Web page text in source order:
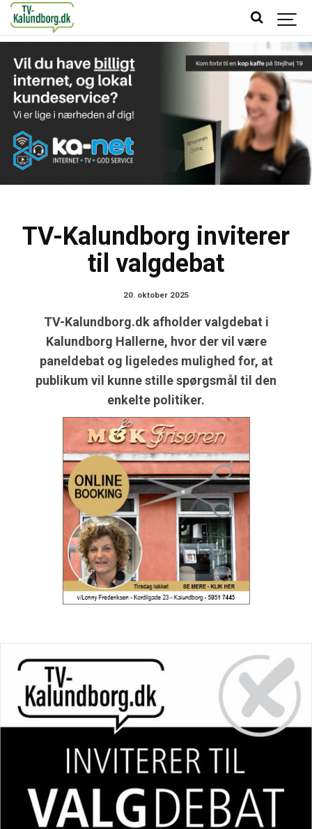
TV-Kalundborg inviterer
til valgdebat
20. oktober 2025
TV-Kalundborg.dk afholder valgdebat i
Kalundborg Hallerne, hvor der vil være
paneldebat og ligeledes mulighed for, at
publikum vil kunne stille spørgsmål til den
enkelte politiker.